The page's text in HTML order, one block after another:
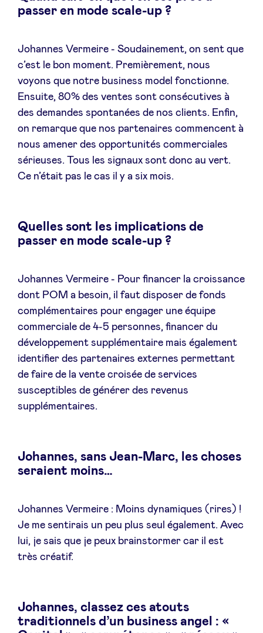
passer en mode scale-up ?
Johannes Vermeire - Soudainement, on sent que
c’est le bon moment. Premièrement, nous
voyons que notre business model fonctionne.
Ensuite, 80% des ventes sont consécutives à
des demandes spontanées de nos clients. Enfin,
on remarque que nos partenaires commencent à
nous amener des opportunités commerciales
sérieuses. Tous les signaux sont donc au vert.
Ce n’était pas le cas il y a six mois.
Quelles sont les implications de
passer en mode scale-up ?
Johannes Vermeire - Pour financer la croissance
dont POM a besoin, il faut disposer de fonds
complémentaires pour engager une équipe
commerciale de 4-5 personnes, financer du
développement supplémentaire mais également
identifier des partenaires externes permettant
de faire de la vente croisée de services
susceptibles de générer des revenus
supplémentaires.
Johannes, sans Jean-Marc, les choses
seraient moins…
Johannes Vermeire : Moins dynamiques (rires) !
Je me sentirais un peu plus seul également. Avec
lui, je sais que je peux brainstormer car il est
très créatif.
Johannes, classez ces atouts
traditionnels d’un business angel : «